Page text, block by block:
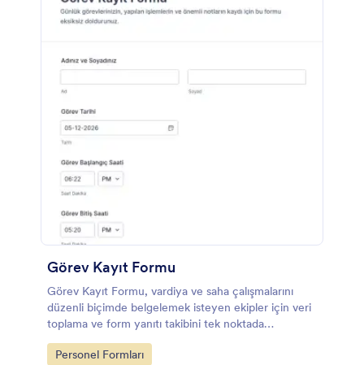
Görev Kayıt Formu
Görev Kayıt Formu, vardiya ve saha çalışmalarını
düzenli biçimde belgelemek isteyen ekipler için veri
toplama ve form yanıtı takibini tek noktada
birleştiren pratik bir form şablonudur.
Go to Category:
Personel Formları